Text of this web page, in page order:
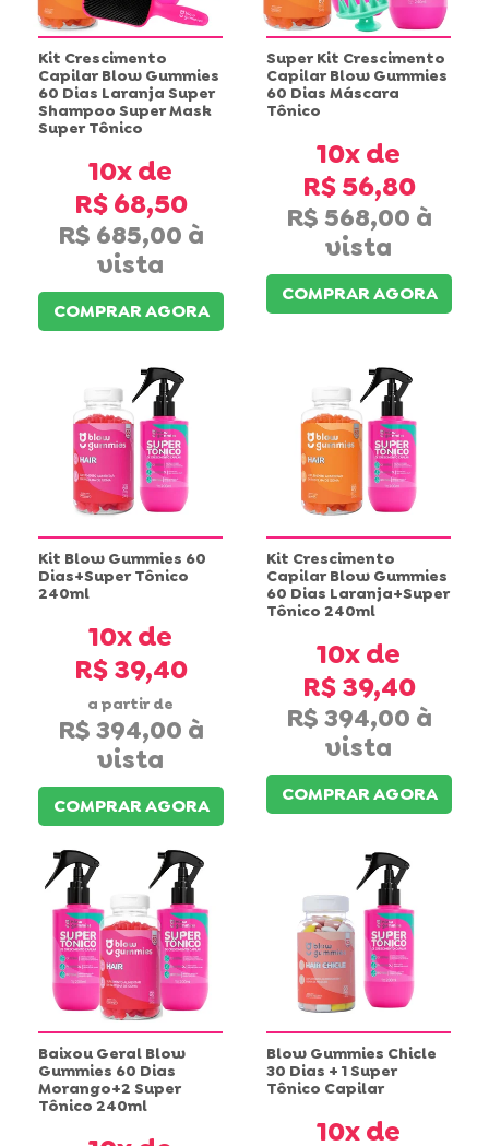
Kit Crescimento
Capilar Blow Gummies
60 Dias Laranja Super
Shampoo Super Mask
Super Tônico
R$ 685,00
10x
R$ 68,50
COMPRAR AGORA
Super Kit Crescimento
Capilar Blow Gummies
60 Dias Máscara
Tônico
R$ 568,00
10x
R$ 56,80
COMPRAR AGORA
Kit Blow Gummies 60
Dias+Super Tônico
240ml
a partir de
R$ 394,00
10x
R$ 39,40
COMPRAR AGORA
Kit Crescimento
Capilar Blow Gummies
60 Dias Laranja+Super
Tônico 240ml
R$ 394,00
10x
R$ 39,40
COMPRAR AGORA
Baixou Geral Blow
Gummies 60 Dias
Morango+2 Super
Tônico 240ml
Blow Gummies Chicle
30 Dias + 1 Super
Tônico Capilar
10x